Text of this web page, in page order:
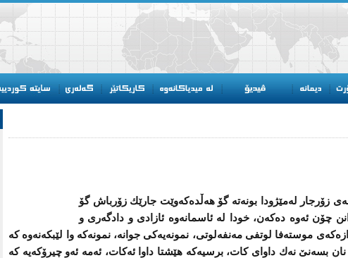
زۆرجار له‌مێژودا بونه‌ته‌ گۆ هه‌ڵده‌كه‌وێت جارێك زۆرباش گۆ
چۆن ئه‌وه‌ ده‌كه‌ن، خودا له‌ ئاسمانه‌وه‌ ئازادی‌ و دادگه‌ری‌ و
موسته‌فا لوتفی‌ مه‌نفه‌لوتی‌، نمونه‌یه‌كی‌ جوانه‌، نمونه‌كه‌ وا لێبكه‌نه‌وه‌ كه‌
نه‌ك داوای‌ كات، برسیه‌كه‌ هێشتا داوا ئه‌كات، ئه‌مه‌ ئه‌و چیرۆكه‌یه‌ كه‌